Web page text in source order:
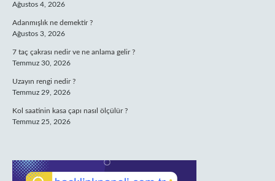
Ağustos 4, 2026
Adanmışlık ne demektir ?
Ağustos 3, 2026
7 taç çakrası nedir ve ne anlama gelir ?
Temmuz 30, 2026
Uzayın rengi nedir ?
Temmuz 29, 2026
Kol saatinin kasa çapı nasıl ölçülür ?
Temmuz 25, 2026